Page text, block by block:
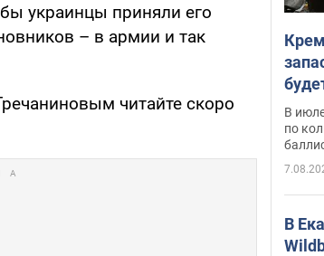
украинцы приняли его
– в армии и так
читайте скоро
В
по
В